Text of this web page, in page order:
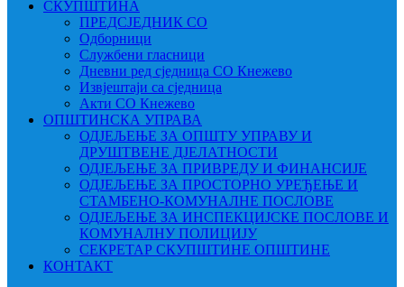
СКУПШТИНА
ПРЕДСЈЕДНИК СО
Одборници
Службени гласници
Дневни ред сједница СО Кнежево
Извјештаји са сједница
Акти СО Кнежево
ОПШТИНСКА УПРАВА
ОДЈЕЉЕЊЕ ЗА ОПШТУ УПРАВУ И
ДРУШТВЕНЕ ДЈЕЛАТНОСТИ
ОДЈЕЉЕЊЕ ЗА ПРИВРЕДУ И ФИНАНСИЈЕ
ОДЈЕЉЕЊЕ ЗА ПРОСТОРНО УРЕЂЕЊЕ И
СТАМБЕНО-КОМУНАЛНЕ ПОСЛОВЕ
ОДЈЕЉЕЊЕ ЗА ИНСПЕКЦИЈСКЕ ПОСЛОВЕ И
КОМУНАЛНУ ПОЛИЦИЈУ
СЕКРЕТАР СКУПШТИНЕ ОПШТИНЕ
КОНТАКТ